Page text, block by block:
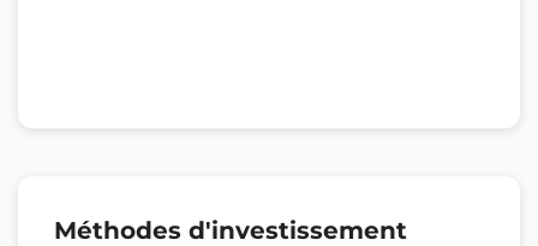
Méthodes d'investissement